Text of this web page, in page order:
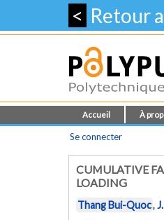
< Retour
Accueil À
Se connecter
CUMULATIVE
LOADING
Thang Bui-Quoc,